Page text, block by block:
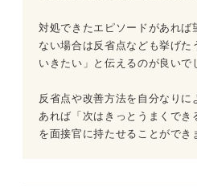
対処できたエピソードがあれば
ない場合は反省点なども挙げた
いきたい」と伝えるのが良いで
反省点や改善方法を自分なり
あれば「次はきっとうまくでき
を面接官に持たせることができ